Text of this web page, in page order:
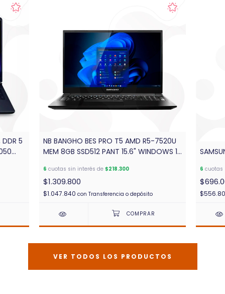
DDR 5
NB BANGHO BES PRO T5 AMD R5-7520U
MEM 8GB SSD512 PANT 15.6" WINDOWS 11
6 cuotas sin interés de $218.300
$1.309.800
$1.047.840 con Transferencia o depósito
6 cuotas
VER TODOS LOS PRODUCTOS